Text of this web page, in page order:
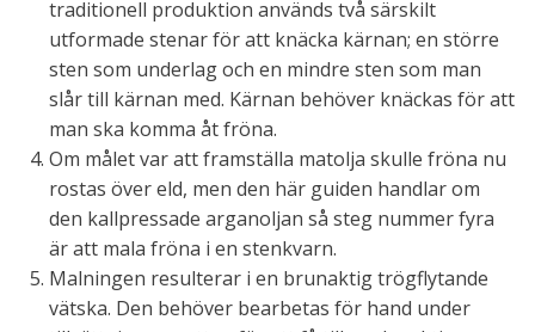
traditionell produktion används två särskilt
utformade stenar för att knäcka kärnan; en större
sten som underlag och en mindre sten som man
slår till kärnan med. Kärnan behöver knäckas för att
man ska komma åt fröna.
Om målet var att framställa matolja skulle fröna nu
rostas över eld, men den här guiden handlar om
den kallpressade arganoljan så steg nummer fyra
är att mala fröna i en stenkvarn.
Malningen resulterar i en brunaktig trögflytande
vätska. Den behöver bearbetas för hand under